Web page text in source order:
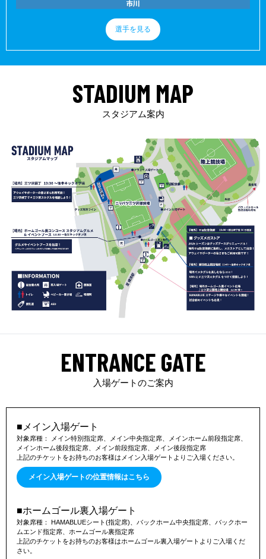
「ユーリのこともすごく心配でしたけど、時間帯を考えても早く
い。怖い人間ではないので安心してほしいです（笑）」
強さと優しさを兼ね備えたファイターは、勝点0を1に、そして1
る。
自分が試合を決めるつもりで
「町田は今、2勝2敗。選手が大きく変わったことで、今はまだ
噛み合ってない部分があるのかもしれないですが、交代選手も含
めて個の能力が高い選手が揃っています。そして何より、先ほど
話した『勝負や結果』への姿勢は、引き続き変わらない。相当タ
フなゲームになると思います」
鈴木にとって今節は、開幕戦のFC東京戦に続いて、今シーズン2
度目の古巣戦。町田ではサイドバックを主戦場としていたなか、
これまでとは一味違うウイングバックという立ち位置で「思い切
ったプレーを見せたい」と意気込む。
「昨シーズンは町田も途中から5バックになり、そこから出場機
会が減ってしまったという経緯もありました。でも、横浜FCに
来てからウイングバックで試合に出させてもらって、少しずつい
い感覚が掴めてきています」
FC東京戦では前半に1本、後半に1本の決定機があったものの、
決め切ることができなかった。
チームとしてスコアレスが続くなか、鈴木は今度こそ自分のシュ
ートやアシストで、ネットを揺らすイメージをふくらませてい
「これまでは後ろから長いボールを配球したり、サイドからクロ
スを上げたりして、起点になる役割を担っていました。でも今
選手を見る
STADIUM MAP
スタジアム案内
ENTRANCE GATE
入場ゲートのご案内
■メイン入場ゲート
対象席種： メイン特別指定席、メイン中央指定席、メインホーム前段指定席、
メインホーム後段指定席、メイン前段指定席、メイン後段指定席
上記のチケットをお持ちのお客様はメイン入場ゲートよりご入場ください。
メイン入場ゲートの位置情報はこちら
■ホームゴール裏入場ゲート
対象席種： HAMABLUEシート(指定席)、バックホーム中央指定席、バックホー
ムエンド指定席、ホームゴール裏指定席
上記のチケットをお持ちのお客様はホームゴール裏入場ゲートよりご入場くだ
さい。